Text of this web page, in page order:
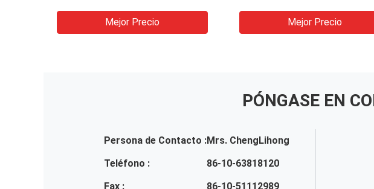
Mejor Precio Mejor Precio
PÓNGASE EN
Persona de Contacto :Mrs. ChengLihong
Teléfono :
86-10-63818120
Fax :
86-10-51112989